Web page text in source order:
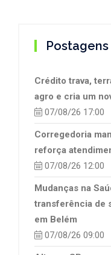
Crédito trava,
agro e cria um
07/08/26 17:00
Corregedoria
reforça
07/08/26 12:00
Mudanças na
transferência de
em Belém
07/08/26 09:00